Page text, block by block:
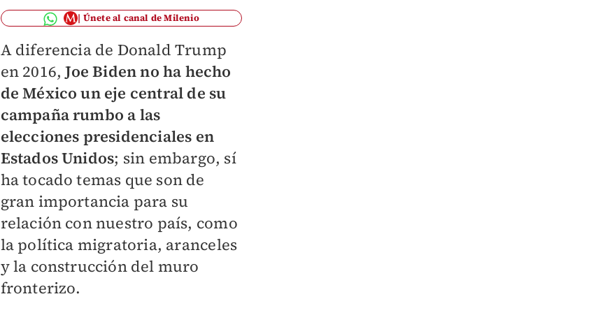
Únete al canal de Milenio
A diferencia de Donald Trump
en 2016,Joe Biden no ha hecho
de México un eje central de su
campaña rumbo a las
elecciones presidenciales en
Estados Unidos; sin embargo, sí
ha tocado temas que son de
gran importancia para su
relación con nuestro país, como
la política migratoria, aranceles
y la construcción del muro
fronterizo.